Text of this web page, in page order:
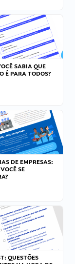
SABIA QUE
É PARA TODOS?
DE EMPRESAS:
SE
QUESTÕES